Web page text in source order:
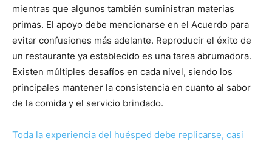
mientras que algunos también suministran materias
primas. El apoyo debe mencionarse en el Acuerdo para
evitar confusiones más adelante. Reproducir el éxito de
un restaurante ya establecido es una tarea abrumadora.
Existen múltiples desafíos en cada nivel, siendo los
principales mantener la consistencia en cuanto al sabor
de la comida y el servicio brindado.
Toda la experiencia del huésped debe replicarse, casi